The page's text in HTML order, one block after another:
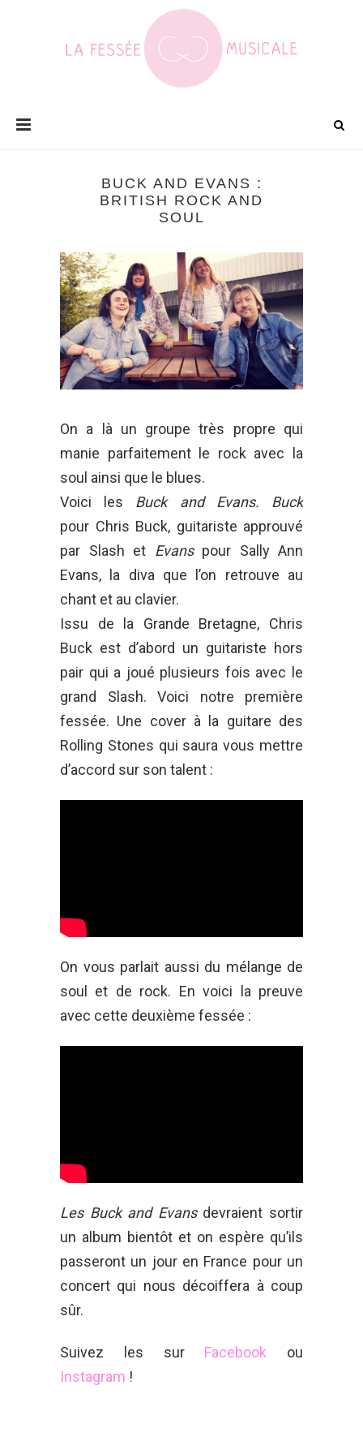
BUCK AND EVANS :
BRITISH ROCK AND
SOUL
On a là un groupe très propre qui
manie parfaitement le rock avec la
soul ainsi que le blues.
Voici les Buck and Evans. Buck
pour Chris Buck, guitariste approuvé
par Slash et Evans pour Sally Ann
Evans, la diva que l’on retrouve au
chant et au clavier.
Issu de la Grande Bretagne, Chris
Buck est d’abord un guitariste hors
pair qui a joué plusieurs fois avec le
grand Slash. Voici notre première
fessée. Une cover à la guitare des
Rolling Stones qui saura vous mettre
d’accord sur son talent :
On vous parlait aussi du mélange de
soul et de rock. En voici la preuve
avec cette deuxième fessée :
Les Buck and Evansdevraient sortir
un album bientôt et on espère qu’ils
passeront un jour en France pour un
concert qui nous décoiffera à coup
sûr.
Suivez les sur Facebook ou
Instagram !